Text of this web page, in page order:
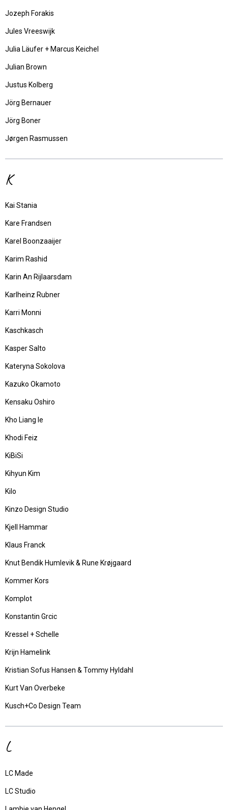
Jozeph Forakis
Jules Vreeswijk
Julia Läufer + Marcus Keichel
Julian Brown
Justus Kolberg
Jörg Bernauer
Jörg Boner
Jørgen Rasmussen
K
Kai Stania
Kare Frandsen
Karel Boonzaaijer
Karim Rashid
Karin An Rijlaarsdam
Karlheinz Rubner
Karri Monni
Kaschkasch
Kasper Salto
Kateryna Sokolova
Kazuko Okamoto
Kensaku Oshiro
Kho Liang Ie
Khodi Feiz
KiBiSi
Kihyun Kim
Kilo
Kinzo Design Studio
Kjell Hammar
Klaus Franck
Knut Bendik Humlevik & Rune Krøjgaard
Kommer Kors
Komplot
Konstantin Grcic
Kressel + Schelle
Krijn Hamelink
Kristian Sofus Hansen & Tommy Hyldahl
Kurt Van Overbeke
Kusch+Co Design Team
L
LC Made
LC Studio